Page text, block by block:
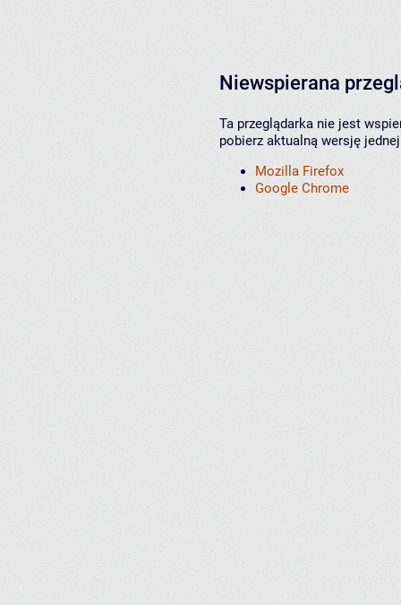
Niewspierana
Ta przeglądarka nie jest
pobierz aktualną wersję
Mozilla Firefox
Google Chrome